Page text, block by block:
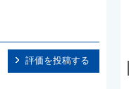
評価を投稿する